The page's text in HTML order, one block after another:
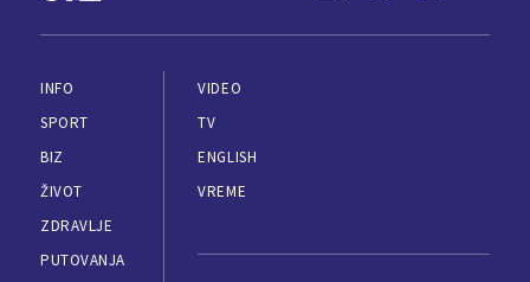
INFO
SPORT
BIZ
ŽIVOT
ZDRAVLJE
PUTOVANJA
VIDEO
TV
ENGLISH
VREME